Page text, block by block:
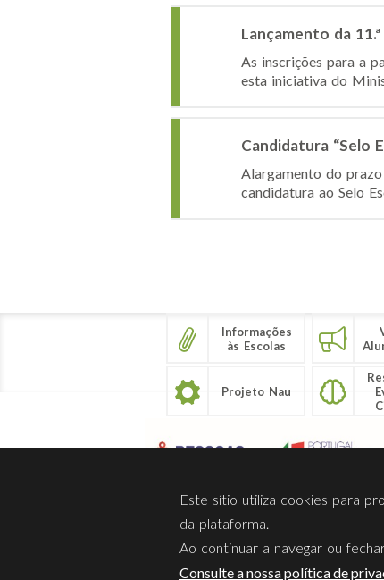
Lançamento da
As inscrições para a
esta iniciativa do
Candidatura “Selo
Alargamento do
candidatura ao Selo
Informações
às Escolas
Projeto Nau
Sobre Nós Privacidade
Este sítio utiliza cookies para
da plataforma.
Ao continuar a navegar ou
Consulte a nossa política de